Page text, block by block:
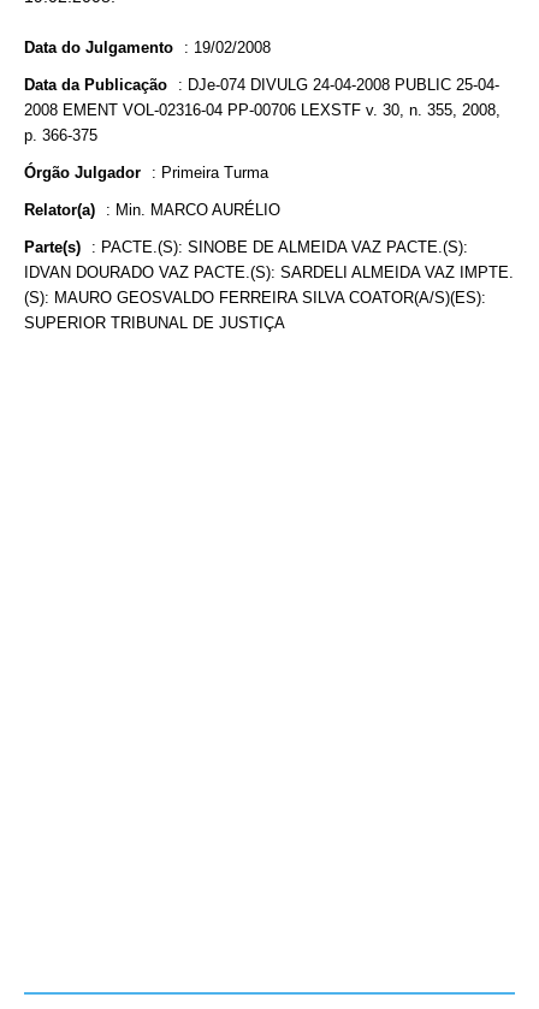
Data do Julgamento : 19/02/2008
Data da Publicação : DJe-074 DIVULG 24-04-2008 PUBLIC 25-04-
2008 EMENT VOL-02316-04 PP-00706 LEXSTF v. 30, n. 355, 2008,
p. 366-375
Órgão Julgador : Primeira Turma
Relator(a) : Min. MARCO AURÉLIO
Parte(s) : PACTE.(S): SINOBE DE ALMEIDA VAZ PACTE.(S):
IDVAN DOURADO VAZ PACTE.(S): SARDELI ALMEIDA VAZ IMPTE.
(S): MAURO GEOSVALDO FERREIRA SILVA COATOR(A/S)(ES):
SUPERIOR TRIBUNAL DE JUSTIÇA